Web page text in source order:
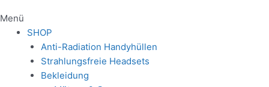
Menü
SHOP
Anti-Radiation Handyhüllen
Strahlungsfreie Headsets
Bekleidung